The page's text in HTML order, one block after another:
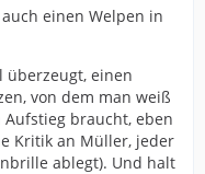
einen Welpen in
überzeugt, einen
von dem man weiß
braucht, eben
Kritik an Müller, jeder
ablegt). Und halt